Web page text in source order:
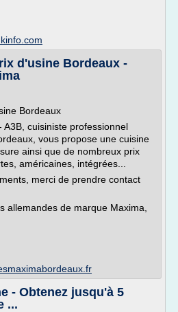
d'usine Bordeaux -
Bordeaux
A3B, cuisiniste professionnel
vous propose une cuisine
ainsi que de nombreux prix
américaines, intégrées...
merci de prendre contact
allemandes de marque Maxima,
- Obtenez jusqu'à 5
...